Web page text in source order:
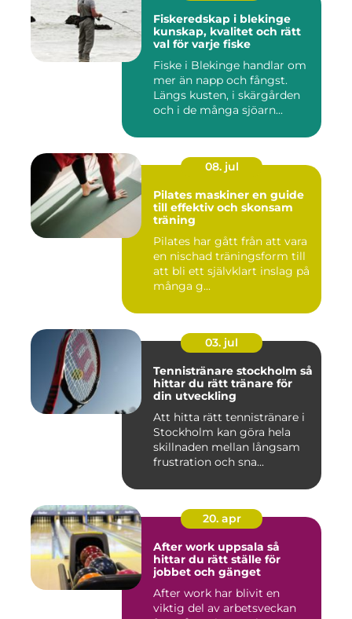
Fiskeredskap i blekinge
kunskap, kvalitet och rätt
val för varje fiske
Fiske i Blekinge handlar om
mer än napp och fångst.
Längs kusten, i skärgården
och i de många sjöarn...
08. jul
Pilates maskiner en guide
till effektiv och skonsam
träning
Pilates har gått från att vara
en nischad träningsform till
att bli ett självklart inslag på
många g...
03. jul
Tennistränare stockholm så
hittar du rätt tränare för
din utveckling
Att hitta rätt tennistränare i
Stockholm kan göra hela
skillnaden mellan långsam
frustration och sna...
20. apr
After work uppsala så
hittar du rätt ställe för
jobbet och gänget
After work har blivit en
viktig del av arbetsveckan